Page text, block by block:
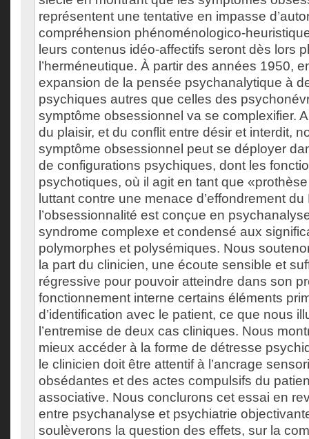
représentent une tentative en impasse
compréhension phénoménologico-
leurs contenus idéo-affectifs seront dès lors
l’herméneutique. À partir des années 1950,
expansion de la pensée psychanalytique à
psychiques autres que celles des
symptôme obsessionnel va se complexifier.
du plaisir, et du conflit entre désir et interdit,
symptôme obsessionnel peut se déployer
de configurations psychiques, dont les
psychotiques, où il agit en tant que
luttant contre une menace d’effondrement du
l’obsessionnalité est conçue en
syndrome complexe et condensé aux
polymorphes et polysémiques. Nous
la part du clinicien, une écoute sensible et
régressive pour pouvoir atteindre dans son
fonctionnement interne certains éléments
d’identification avec le patient, ce que nous
l’entremise de deux cas cliniques. Nous
mieux accéder à la forme de détresse
le clinicien doit être attentif à l’ancrage
obsédantes et des actes compulsifs du
associative. Nous conclurons cet essai en
entre psychanalyse et psychiatrie
soulèverons la question des effets, sur la